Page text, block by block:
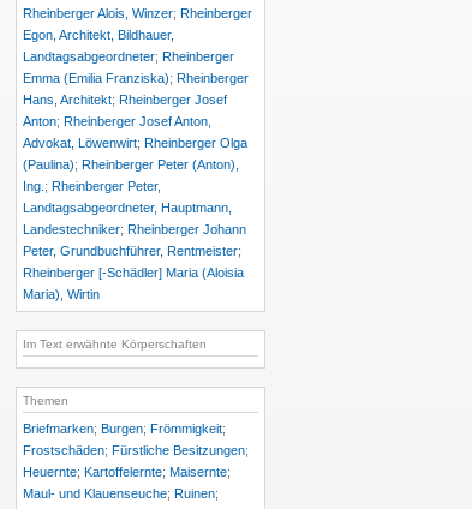
Rheinberger Alois, Winzer; Rheinberger
Egon, Architekt, Bildhauer,
Landtagsabgeordneter; Rheinberger
Emma (Emilia Franziska); Rheinberger
Hans, Architekt; Rheinberger Josef
Anton; Rheinberger Josef Anton,
Advokat, Löwenwirt; Rheinberger Olga
(Paulina); Rheinberger Peter (Anton),
Ing. ; Rheinberger Peter,
Landtagsabgeordneter, Hauptmann,
Landestechniker; Rheinberger Johann
Peter, Grundbuchführer, Rentmeister;
Rheinberger [-Schädler] Maria (Aloisia
Maria), Wirtin
Im Text erwähnte Körperschaften
Themen
Briefmarken; Burgen; Frömmigkeit;
Frostschäden; Fürstliche Besitzungen;
Heuernte; Kartoffelernte; Maisernte;
Maul- und Klauenseuche; Ruinen;